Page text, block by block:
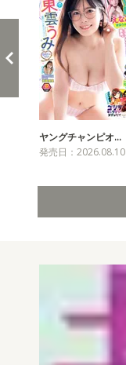
ヤングチャンピオ…
発売日：2026.08.10